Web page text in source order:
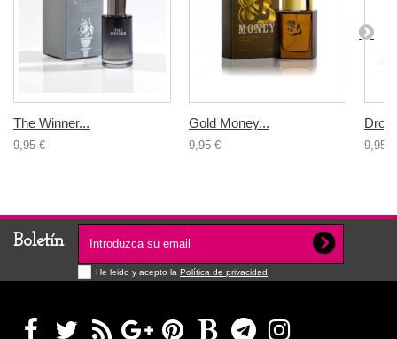
The Winner...
9,95 €
Gold Money...
9,95 €
Drop
9,95 €
Boletín
He leido y acepto la Política de privacidad